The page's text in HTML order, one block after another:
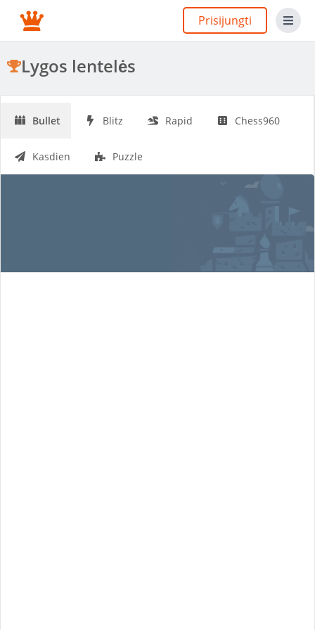
Prisijungti
Lygos lentelės
Bullet Blitz Rapid Chess960
Kasdien Puzzle